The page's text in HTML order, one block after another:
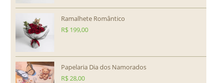
Ramalhete Romântico
R$ 199,00
Papelaria Dia dos Namorados
R$28,00